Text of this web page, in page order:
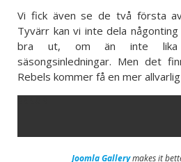
Vi fick även se de två första
Tyvärr kan vi inte dela
bra ut, om än inte lika
säsongsinledningar. Men det
Rebels kommer få en mer
Joomla Gallerymakes it